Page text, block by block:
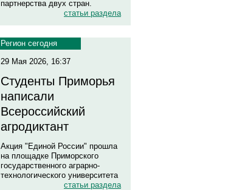
партнерства двух стран.
статьи раздела
Регион сегодня
29 Мая 2026, 16:37
Студенты Приморья
написали
Всероссийский
агродиктант
Акция "Единой России" прошла
на площадке Приморского
государственного аграрно-
технологического университета
статьи раздела